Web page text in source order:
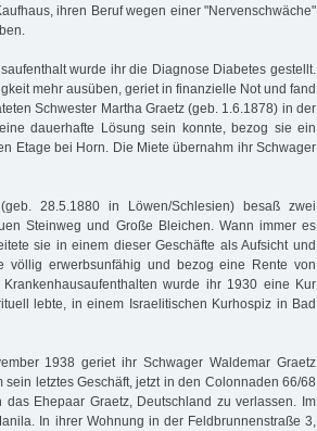
ihren Beruf wegen einer "Nervenschwäche"
wurde ihr die Diagnose Diabetes gestellt.
mehr ausüben, geriet in finanzielle Not und fand
Schwester Martha Graetz (geb. 1.6.1878) in der
dauerhafte Lösung sein konnte, bezog sie ein
Etage bei Horn. Die Miete übernahm ihr Schwager
28.5.1880 in Löwen/Schlesien) besaß zwei
Steinweg und Große Bleichen. Wann immer es
sie in einem dieser Geschäfte als Aufsicht und
völlig erwerbsunfähig und bezog eine Rente von
wurde ihr 1930 eine Kur
lebte, in einem Israelitischen Kurhospiz in Bad
1938 geriet ihr Schwager Waldemar Graetz
letztes Geschäft, jetzt in den Colonnaden 66/68
Ehepaar Graetz, Deutschland zu verlassen. Im
In ihrer Wohnung in der Feldbrunnenstraße 3,